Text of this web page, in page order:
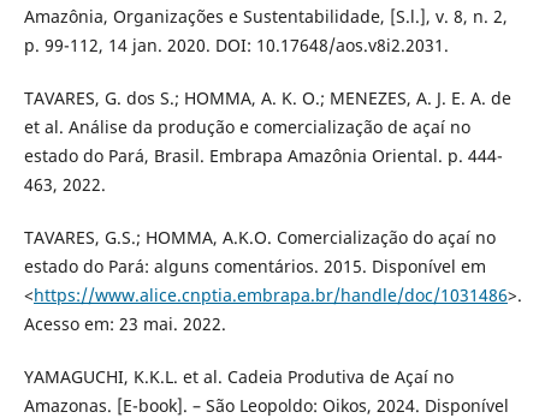
Amazônia, Organizações e Sustentabilidade, [S.l.], v. 8, n. 2,
p. 99-112, 14 jan. 2020. DOI: 10.17648/aos.v8i2.2031.
TAVARES, G. dos S.; HOMMA, A. K. O.; MENEZES, A. J. E. A. de
et al. Análise da produção e comercialização de açaí no
estado do Pará, Brasil. Embrapa Amazônia Oriental. p. 444-
463, 2022.
TAVARES, G.S.; HOMMA, A.K.O. Comercialização do açaí no
estado do Pará: alguns comentários. 2015. Disponível em
<https://www.alice.cnptia.embrapa.br/handle/doc/1031486>.
Acesso em: 23 mai. 2022.
YAMAGUCHI, K.K.L. et al. Cadeia Produtiva de Açaí no
Amazonas. [E-book]. – São Leopoldo: Oikos, 2024. Disponível